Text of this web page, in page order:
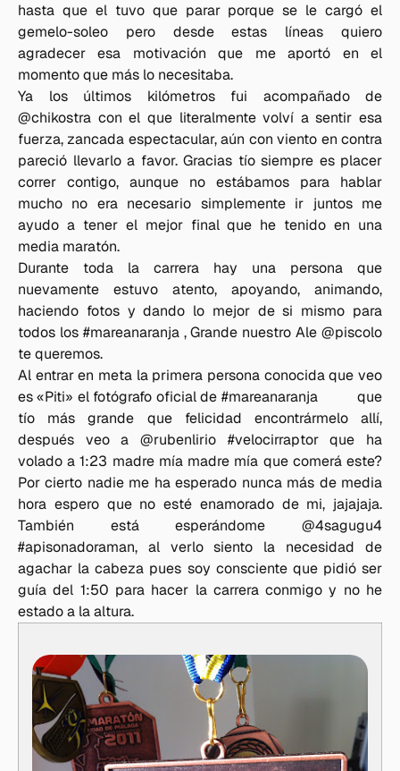
hasta que el tuvo que parar porque se le cargó el
gemelo-soleo pero desde estas líneas quiero
agradecer esa motivación que me aportó en el
momento que más lo necesitaba.
Ya los últimos kilómetros fui acompañado de
@chikostra con el que literalmente volví a sentir esa
fuerza, zancada espectacular, aún con viento en contra
pareció llevarlo a favor. Gracias tío siempre es placer
correr contigo, aunque no estábamos para hablar
mucho no era necesario simplemente ir juntos me
ayudo a tener el mejor final que he tenido en una
media maratón.
Durante toda la carrera hay una persona que
nuevamente estuvo atento, apoyando, animando,
haciendo fotos y dando lo mejor de si mismo para
todos los #mareanaranja , Grande nuestro Ale @piscolo
te queremos.
Al entrar en meta la primera persona conocida que veo
es «Piti» el fotógrafo oficial de #mareanaranja que
tío más grande que felicidad encontrármelo allí,
después veo a @rubenlirio #velocirraptor que ha
volado a 1:23 madre mía madre mía que comerá este?
Por cierto nadie me ha esperado nunca más de media
hora espero que no esté enamorado de mi, jajajaja.
También está esperándome @4sagugu4
#apisonadoraman, al verlo siento la necesidad de
agachar la cabeza pues soy consciente que pidió ser
guía del 1:50 para hacer la carrera conmigo y no he
estado a la altura.